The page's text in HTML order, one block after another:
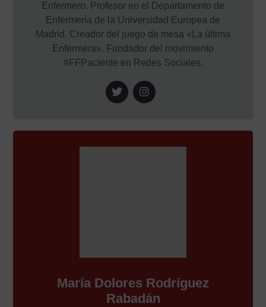
Enfermero. Profesor en el Departamento de
Enfermería de la Universidad Europea de
Madrid. Creador del juego de mesa «La última
Enfermera». Fundador del movimiento
#FFPaciente en Redes Sociales.
María Dolores Rodríguez
Rabadán